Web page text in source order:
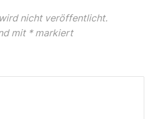
nicht veröffentlicht.
mit *markiert